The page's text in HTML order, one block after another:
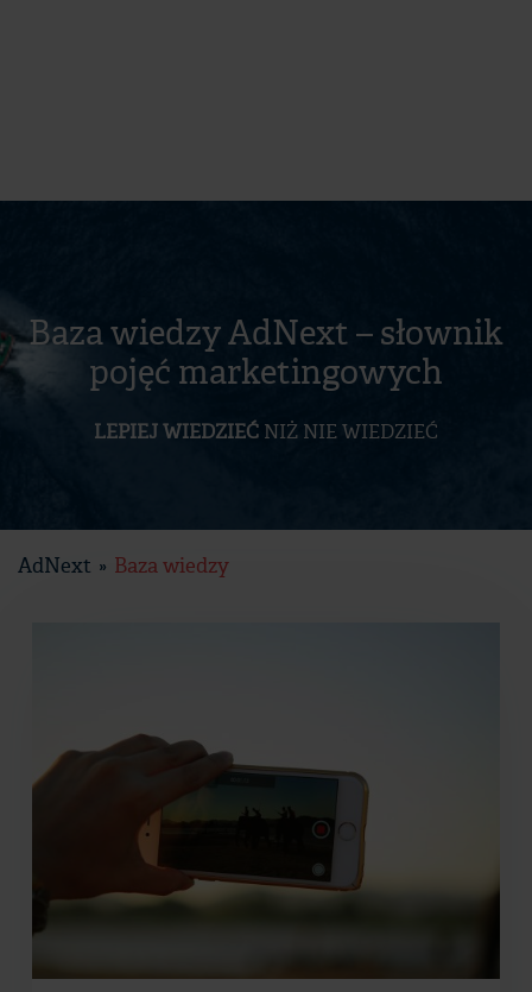
Baza wiedzy AdNext – słownik
pojęć marketingowych
LEPIEJ WIEDZIEĆ NIŻ NIE WIEDZIEĆ
AdNext Baza wiedzy